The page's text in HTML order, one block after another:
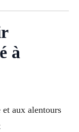
à
aux alentours